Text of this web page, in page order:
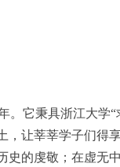
。它秉具浙江大学
，让莘莘学子们得
史的虔敬；在虚无